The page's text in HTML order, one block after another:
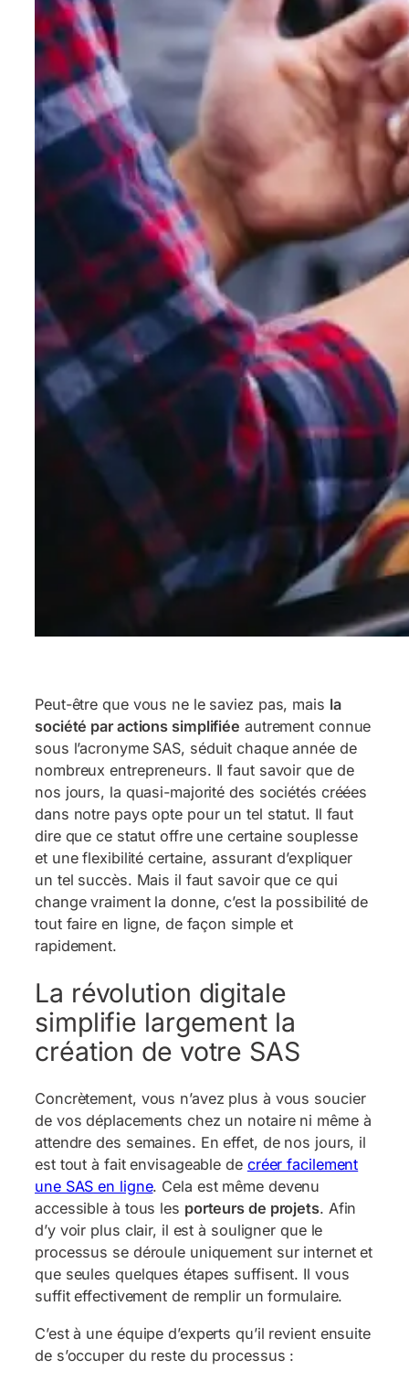
Peut-être que vous ne le saviez pas, mais la
société par actions simplifiée autrement connue
sous l’acronyme SAS, séduit chaque année de
nombreux entrepreneurs. Il faut savoir que de
nos jours, la quasi-majorité des sociétés créées
dans notre pays opte pour un tel statut. Il faut
dire que ce statut offre une certaine souplesse
et une flexibilité certaine, assurant d’expliquer
un tel succès. Mais il faut savoir que ce qui
change vraiment la donne, c’est la possibilité de
tout faire en ligne, de façon simple et
rapidement.
La révolution digitale
simplifie largement la
création de votre SAS
Concrètement, vous n’avez plus à vous soucier
de vos déplacements chez un notaire ni même à
attendre des semaines. En effet, de nos jours, il
est tout à fait envisageable de créer facilement
une SAS en ligne. Cela est même devenu
accessible à tous les porteurs de projets. Afin
d’y voir plus clair, il est à souligner que le
processus se déroule uniquement sur internet et
que seules quelques étapes suffisent. Il vous
suffit effectivement de remplir un formulaire.
C’est à une équipe d’experts qu’il revient ensuite
de s’occuper du reste du processus :